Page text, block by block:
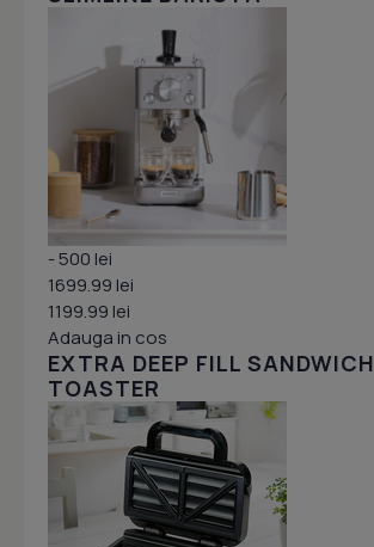
- 500 lei
1699.99 lei
1199.99 lei
Adauga in cos
EXTRA DEEP FILL SANDWICH
TOASTER